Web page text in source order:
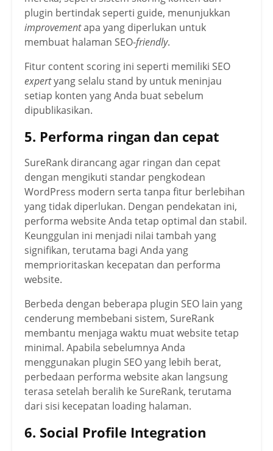
plugin bertindak seperti guide, menunjukkan
improvementapa yang diperlukan untuk
membuat halaman SEO-friendly.
Fitur content scoring ini seperti memiliki SEO
expertyang selalu stand by untuk meninjau
setiap konten yang Anda buat sebelum
dipublikasikan.
5. Performa ringan dan cepat
SureRank dirancang agar ringan dan cepat
dengan mengikuti standar pengkodean
WordPress modern serta tanpa fitur berlebihan
yang tidak diperlukan. Dengan pendekatan ini,
performa website Anda tetap optimal dan stabil.
Keunggulan ini menjadi nilai tambah yang
signifikan, terutama bagi Anda yang
memprioritaskan kecepatan dan performa
website.
Berbeda dengan beberapa plugin SEO lain yang
cenderung membebani sistem, SureRank
membantu menjaga waktu muat website tetap
minimal. Apabila sebelumnya Anda
menggunakan plugin SEO yang lebih berat,
perbedaan performa website akan langsung
terasa setelah beralih ke SureRank, terutama
dari sisi kecepatan loading halaman.
6. Social Profile Integration